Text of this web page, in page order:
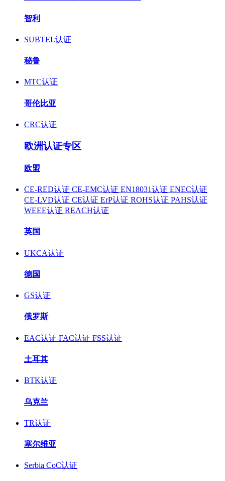
智利
SUBTEL认证
秘鲁
MTC认证
哥伦比亚
CRC认证
欧洲认证专区
欧盟
CE-RED认证 CE-EMC认证 EN18031认证 ENEC认证
CE-LVD认证 CE认证 ErP认证 ROHS认证 PAHS认证
WEEE认证 REACH认证
英国
UKCA认证
德国
GS认证
俄罗斯
EAC认证 FAC认证 FSS认证
土耳其
BTK认证
乌克兰
TR认证
塞尔维亚
Serbia CoC认证